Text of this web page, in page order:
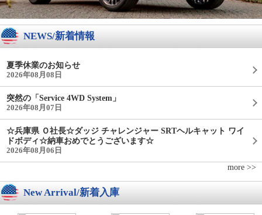
NEWS/新着情報
夏季休業のお知らせ
2026年08月08日
突然の「Service 4WD System」
2026年08月07日
☆兵庫県 Ｏ社長☆ダッジ チャレンジャー SRTヘルキャット ワイ
ドボディ☆納車おめでとうございます☆
2026年08月06日
more >>
New Arrival/新着入庫